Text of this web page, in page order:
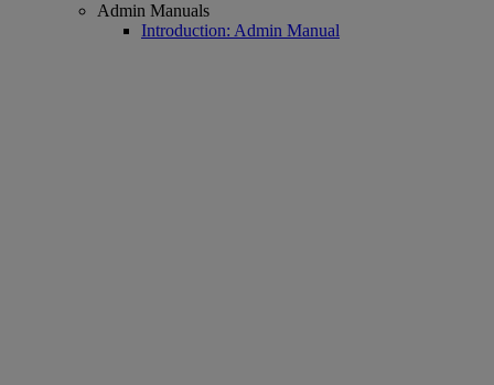
Admin Manuals
Introduction: Admin Manual